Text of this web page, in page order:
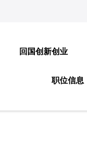
回国创新创业
职位信息